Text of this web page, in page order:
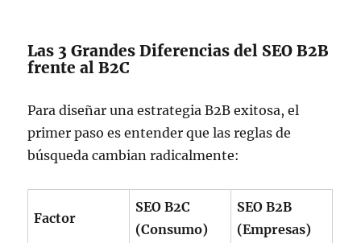
Las 3 Grandes Diferencias del SEO B2B
frente al B2C
Para diseñar una estrategia B2B exitosa, el
primer paso es entender que las reglas de
búsqueda cambian radicalmente:
Factor
SEO B2C
(Consumo)
SEO B2B
(Empresas)